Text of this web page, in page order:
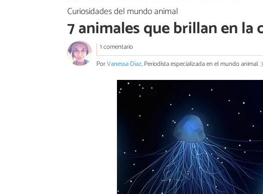
Curiosidades del mundo animal
7 animales que brillan en la
1 comentario
PorVanessa Díaz, Periodista especializada en el mundo animal.